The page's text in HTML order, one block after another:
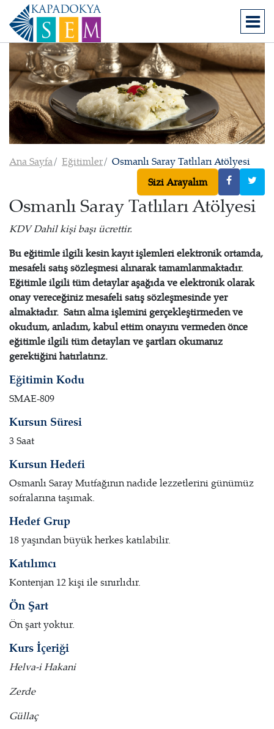
Ana Sayfa Eğitimler
Osmanlı Saray Tatlıları Atölyesi
Sizi Arayalım
Osmanlı Saray Tatlıları Atölyesi
KDV Dahil kişi başı ücrettir.
Bu eğitimle ilgili kesin kayıt işlemleri elektronik ortamda,
mesafeli satış sözleşmesi alınarak tamamlanmaktadır.
Eğitimle ilgili tüm detaylar aşağıda ve elektronik olarak
onay vereceğiniz mesafeli satış sözleşmesinde yer
almaktadır. Satın alma işlemini gerçekleştirmeden ve
okudum, anladım, kabul ettim onayını vermeden önce
eğitimle ilgili tüm detayları ve şartları okumanız
gerektiğini hatırlatırız.
Eğitimin Kodu
SMAE-809
Kursun Süresi
3 Saat
Kursun Hedefi
Osmanlı Saray Mutfağının nadide lezzetlerini günümüz
sofralarına taşımak.
Hedef Grup
18 yaşından büyük herkes katılabilir.
Katılımcı
Kontenjan 12 kişi ile sınırlıdır.
Ön Şart
Ön şart yoktur.
Kurs İçeriği
Helva-i Hakani
Zerde
Güllaç